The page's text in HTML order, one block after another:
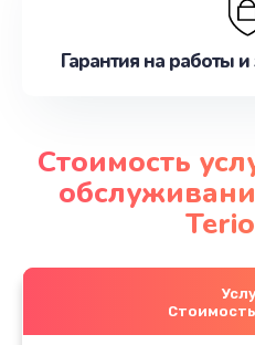
Гарантия на работы
Стоимость